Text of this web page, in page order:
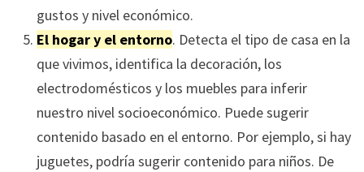
gustos y nivel económico.
El hogar y el entorno. Detecta el tipo de casa en la
que vivimos, identifica la decoración, los
electrodomésticos y los muebles para inferir
nuestro nivel socioeconómico. Puede sugerir
contenido basado en el entorno. Por ejemplo, si hay
juguetes, podría sugerir contenido para niños. De